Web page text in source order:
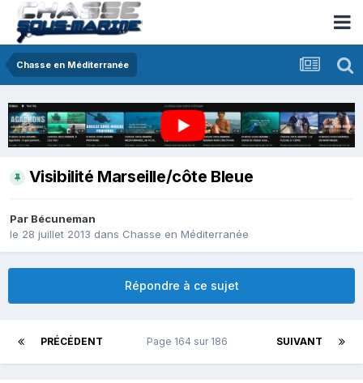
Chasse en Méditerranée
Visibilité Marseille/côte Bleue
Par Bécuneman
le 28 juillet 2013 dans Chasse en Méditerranée
Répondre à ce sujet
PRÉCÉDENT SUIVANT
Page 164 sur 186